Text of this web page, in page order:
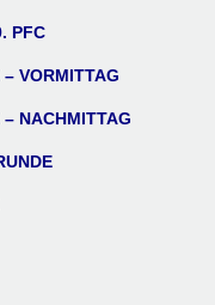
PFC
– VORMITTAG
– NACHMITTAG